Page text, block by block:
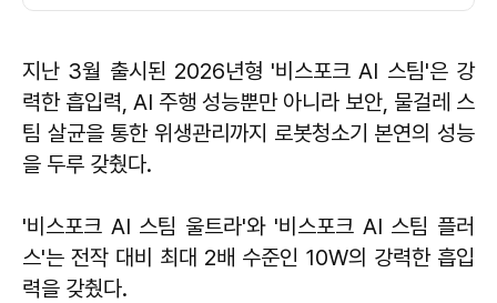
지난 3월 출시된 2026년형 '비스포크 AI 스팀'은 강
력한 흡입력, AI 주행 성능뿐만 아니라 보안, 물걸레 스
팀 살균을 통한 위생관리까지 로봇청소기 본연의 성능
을 두루 갖췄다.
'비스포크 AI 스팀 울트라'와 '비스포크 AI 스팀 플러
스'는 전작 대비 최대 2배 수준인 10W의 강력한 흡입
력을 갖췄다.